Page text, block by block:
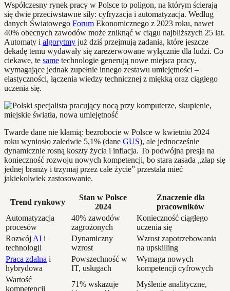
Współczesny rynek pracy w Polsce to poligon, na którym ścierają
się dwie przeciwstawne siły: cyfryzacja i automatyzacja. Według
danych Światowego Forum Ekonomicznego z 2023 roku, nawet
40% obecnych zawodów może zniknąć w ciągu najbliższych 25 lat.
Automaty i algorytmy już dziś przejmują zadania, które jeszcze
dekadę temu wydawały się zarezerwowane wyłącznie dla ludzi. Co
ciekawe, te same technologie generują nowe miejsca pracy,
wymagające jednak zupełnie innego zestawu umiejętności –
elastyczności, łączenia wiedzy technicznej z miękką oraz ciągłego
uczenia się.
Twarde dane nie kłamią: bezrobocie w Polsce w kwietniu 2024
roku wyniosło zaledwie 5,1% (dane GUS), ale jednocześnie
dynamicznie rosną koszty życia i inflacja. To podwójna presja na
konieczność rozwoju nowych kompetencji, bo stara zasada „złap się
jednej branży i trzymaj przez całe życie” przestała mieć
jakiekolwiek zastosowanie.
Trend rynkowy
Stan w Polsce
2024
Znaczenie dla
pracowników
Automatyzacja
procesów
40% zawodów
zagrożonych
Konieczność ciągłego
uczenia się
Rozwój AI i
technologii
Dynamiczny
wzrost
Wzrost zapotrzebowania
na upskilling
Praca zdalna i
hybrydowa
Powszechność w
IT, usługach
Wymaga nowych
kompetencji cyfrowych
Wartość
kompetencji
71% wskazuje
Myślenie analityczne,